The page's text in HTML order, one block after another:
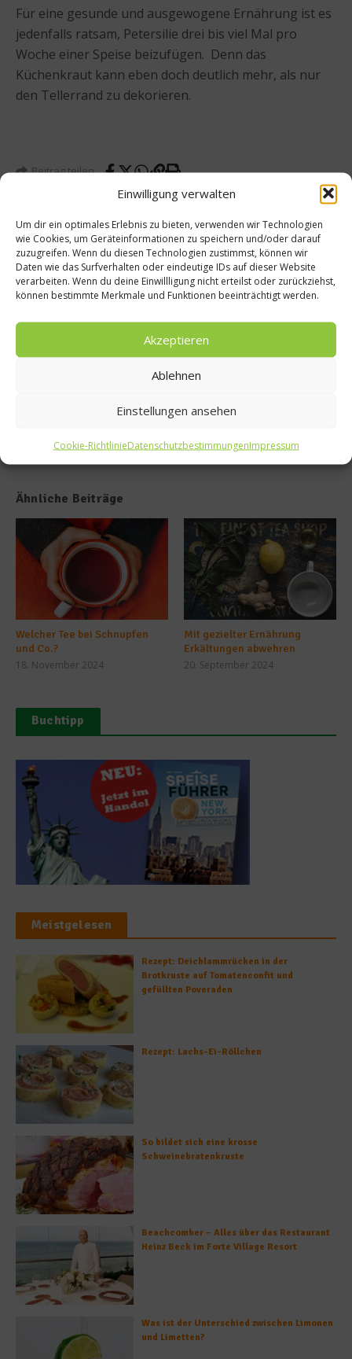
Einwilligung verwalten
Um dir ein optimales Erlebnis zu bieten, verwenden wir Technologien
wie Cookies, um Geräteinformationen zu speichern und/oder darauf
zuzugreifen. Wenn du diesen Technologien zustimmst, können wir
Daten wie das Surfverhalten oder eindeutige IDs auf dieser Website
verarbeiten. Wenn du deine Einwillligung nicht erteilst oder zurückziehst,
können bestimmte Merkmale und Funktionen beeinträchtigt werden.
Akzeptieren
Ablehnen
Einstellungen ansehen
Cookie-RichtlinieDatenschutzbestimmungenImpressum
Für eine gesunde und ausgewogene Ernährung ist es
jedenfalls ratsam, Petersilie drei bis viel Mal pro
Woche einer Speise beizufügen. Denn das
Küchenkraut kann eben doch deutlich mehr, als nur
den Tellerrand zu dekorieren.
Beitrag teilen
vorheriger Beitrag
worlds
offood
Nächster Beitrag
Rezept
:
Brathe
ndl
Ähnliche Beiträge
Welcher Tee bei Schnupfen
und Co.?
18. November 2024
Mit gezielter Ernährung
Erkältungen abwehren
20. September 2024
Buchtipp
Meistgelesen
Rezept: Deichlammrücken in der
Brotkruste auf Tomatenconfit und
gefüllten Poveraden
Rezept: Lachs-Ei-Röllchen
So bildet sich eine krosse
Schweinebratenkruste
Beachcomber – Alles über das Restaurant
Heinz Beck im Forte Village Resort
Was ist der Unterschied zwischen Limonen
und Limetten?